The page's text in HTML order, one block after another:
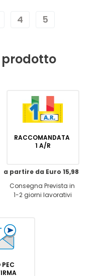
4 5
prodotto
RACCOMANDATA
1 A/R
a partire da Euro 15,98
Consegna Prevista in
1-2 giorni lavorativi